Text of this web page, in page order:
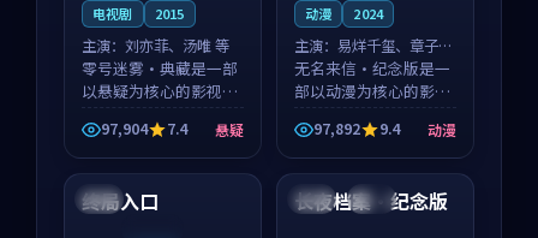
电视剧 2015
主演： 刘亦菲、汤唯 等
零号迷雾·典藏是一部
以悬疑为核心的影视作
品，围绕危机、反转与
人物成长展开，整体节
奏紧凑，值得推荐观
看。
97,904 7.4 悬疑
动漫 2024
主演： 易烊千玺、章子怡
等
无名来信·纪念版是一
部以动漫为核心的影视
作品，围绕危机、反转
与人物成长展开，整体
节奏紧凑，值得推荐观
看。
97,892 9.4 动漫
美国
终局入口 英国 完结
长夜档案·纪念版